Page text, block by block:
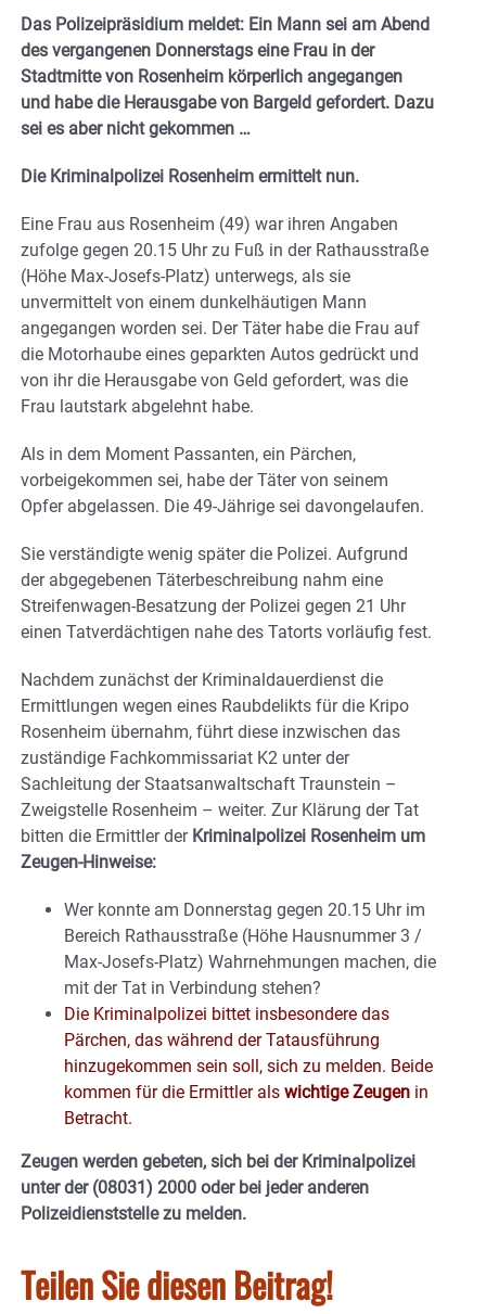
Das Polizeipräsidium meldet: Ein Mann sei am Abend
des vergangenen Donnerstags eine Frau in der
Stadtmitte von Rosenheim körperlich angegangen
und habe die Herausgabe von Bargeld gefordert. Dazu
sei es aber nicht gekommen …
Die Kriminalpolizei Rosenheim ermittelt nun.
Eine Frau aus Rosenheim (49) war ihren Angaben
zufolge gegen 20.15 Uhr zu Fuß in der Rathausstraße
(Höhe Max-Josefs-Platz) unterwegs, als sie
unvermittelt von einem dunkelhäutigen Mann
angegangen worden sei. Der Täter habe die Frau auf
die Motorhaube eines geparkten Autos gedrückt und
von ihr die Herausgabe von Geld gefordert, was die
Frau lautstark abgelehnt habe.
Als in dem Moment Passanten, ein Pärchen,
vorbeigekommen sei, habe der Täter von seinem
Opfer abgelassen. Die 49-Jährige sei davongelaufen.
Sie verständigte wenig später die Polizei. Aufgrund
der abgegebenen Täterbeschreibung nahm eine
Streifenwagen-Besatzung der Polizei gegen 21 Uhr
einen Tatverdächtigen nahe des Tatorts vorläufig fest.
Nachdem zunächst der Kriminaldauerdienst die
Ermittlungen wegen eines Raubdelikts für die Kripo
Rosenheim übernahm, führt diese inzwischen das
zuständige Fachkommissariat K2 unter der
Sachleitung der Staatsanwaltschaft Traunstein –
Zweigstelle Rosenheim – weiter. Zur Klärung der Tat
bitten die Ermittler der Kriminalpolizei Rosenheim um
Zeugen-Hinweise:
Wer konnte am Donnerstag gegen 20.15 Uhr im
Bereich Rathausstraße (Höhe Hausnummer 3 /
Max-Josefs-Platz) Wahrnehmungen machen, die
mit der Tat in Verbindung stehen?
Die Kriminalpolizei bittet insbesondere das
Pärchen, das während der Tatausführung
hinzugekommen sein soll, sich zu melden. Beide
kommen für die Ermittler als wichtige Zeugen in
Betracht.
Zeugen werden gebeten, sich bei der Kriminalpolizei
unter der (08031) 2000 oder bei jeder anderen
Polizeidienststelle zu melden.
Teilen Sie diesen Beitrag!